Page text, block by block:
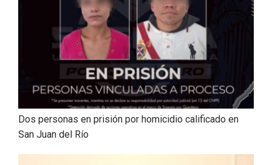
Dos personas en prisión por homicidio calificado en
San Juan del Río